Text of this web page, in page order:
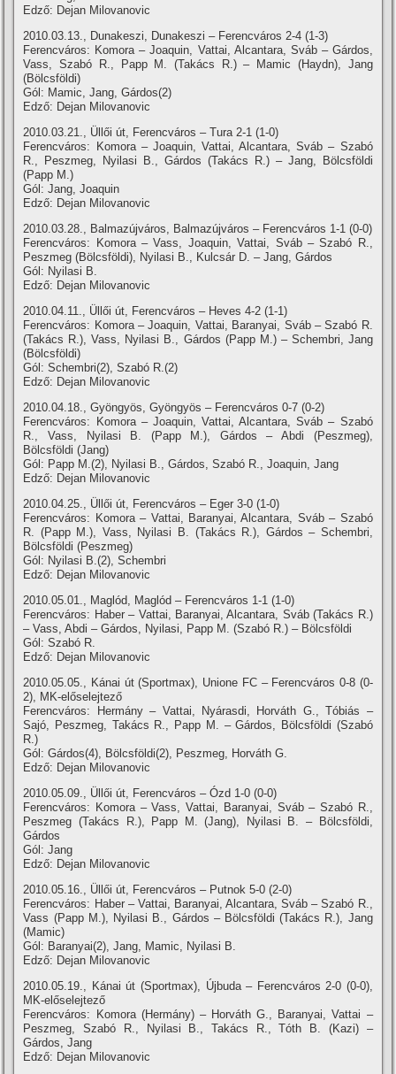
Edző: Dejan Milovanovic
2010.03.13., Dunakeszi, Dunakeszi – Ferencváros 2-4 (1-3)
Ferencváros: Komora – Joaquin, Vattai, Alcantara, Sváb – Gárdos,
Vass, Szabó R., Papp M. (Takács R.) – Mamic (Haydn), Jang
(Bölcsföldi)
Gól: Mamic, Jang, Gárdos(2)
Edző: Dejan Milovanovic
2010.03.21., Üllői út, Ferencváros – Tura 2-1 (1-0)
Ferencváros: Komora – Joaquin, Vattai, Alcantara, Sváb – Szabó
R., Peszmeg, Nyilasi B., Gárdos (Takács R.) – Jang, Bölcsföldi
(Papp M.)
Gól: Jang, Joaquin
Edző: Dejan Milovanovic
2010.03.28., Balmazújváros, Balmazújváros – Ferencváros 1-1 (0-0)
Ferencváros: Komora – Vass, Joaquin, Vattai, Sváb – Szabó R.,
Peszmeg (Bölcsföldi), Nyilasi B., Kulcsár D. – Jang, Gárdos
Gól: Nyilasi B.
Edző: Dejan Milovanovic
2010.04.11., Üllői út, Ferencváros – Heves 4-2 (1-1)
Ferencváros: Komora – Joaquin, Vattai, Baranyai, Sváb – Szabó R.
(Takács R.), Vass, Nyilasi B., Gárdos (Papp M.) – Schembri, Jang
(Bölcsföldi)
Gól: Schembri(2), Szabó R.(2)
Edző: Dejan Milovanovic
2010.04.18., Gyöngyös, Gyöngyös – Ferencváros 0-7 (0-2)
Ferencváros: Komora – Joaquin, Vattai, Alcantara, Sváb – Szabó
R., Vass, Nyilasi B. (Papp M.), Gárdos – Abdi (Peszmeg),
Bölcsföldi (Jang)
Gól: Papp M.(2), Nyilasi B., Gárdos, Szabó R., Joaquin, Jang
Edző: Dejan Milovanovic
2010.04.25., Üllői út, Ferencváros – Eger 3-0 (1-0)
Ferencváros: Komora – Vattai, Baranyai, Alcantara, Sváb – Szabó
R. (Papp M.), Vass, Nyilasi B. (Takács R.), Gárdos – Schembri,
Bölcsföldi (Peszmeg)
Gól: Nyilasi B.(2), Schembri
Edző: Dejan Milovanovic
2010.05.01., Maglód, Maglód – Ferencváros 1-1 (1-0)
Ferencváros: Haber – Vattai, Baranyai, Alcantara, Sváb (Takács R.)
– Vass, Abdi – Gárdos, Nyilasi, Papp M. (Szabó R.) – Bölcsföldi
Gól: Szabó R.
Edző: Dejan Milovanovic
2010.05.05., Kánai út (Sportmax), Unione FC – Ferencváros 0-8 (0-
2), MK-előselejtező
Ferencváros: Hermány – Vattai, Nyárasdi, Horváth G., Tóbiás –
Sajó, Peszmeg, Takács R., Papp M. – Gárdos, Bölcsföldi (Szabó
R.)
Gól: Gárdos(4), Bölcsföldi(2), Peszmeg, Horváth G.
Edző: Dejan Milovanovic
2010.05.09., Üllői út, Ferencváros – Ózd 1-0 (0-0)
Ferencváros: Komora – Vass, Vattai, Baranyai, Sváb – Szabó R.,
Peszmeg (Takács R.), Papp M. (Jang), Nyilasi B. – Bölcsföldi,
Gárdos
Gól: Jang
Edző: Dejan Milovanovic
2010.05.16., Üllői út, Ferencváros – Putnok 5-0 (2-0)
Ferencváros: Haber – Vattai, Baranyai, Alcantara, Sváb – Szabó R.,
Vass (Papp M.), Nyilasi B., Gárdos – Bölcsföldi (Takács R.), Jang
(Mamic)
Gól: Baranyai(2), Jang, Mamic, Nyilasi B.
Edző: Dejan Milovanovic
2010.05.19., Kánai út (Sportmax), Újbuda – Ferencváros 2-0 (0-0),
MK-előselejtező
Ferencváros: Komora (Hermány) – Horváth G., Baranyai, Vattai –
Peszmeg, Szabó R., Nyilasi B., Takács R., Tóth B. (Kazi) –
Gárdos, Jang
Edző: Dejan Milovanovic